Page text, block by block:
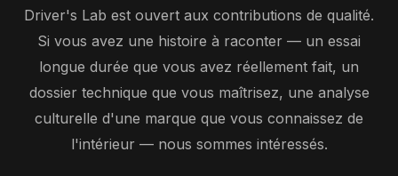
Driver's Lab est ouvert aux contributions de qualité.
Si vous avez une histoire à raconter — un essai
longue durée que vous avez réellement fait, un
dossier technique que vous maîtrisez, une analyse
culturelle d'une marque que vous connaissez de
l'intérieur — nous sommes intéressés.